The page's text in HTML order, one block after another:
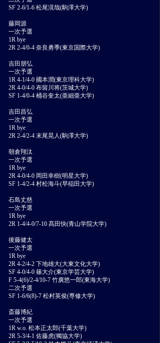
SF 2-6/1-6 松尾滉哉(駒澤大学)
藤岡源
一次予選
1R bye
2R 2-4/0-4 奈良勇季(東京国際大学)
吉田朋弘
一次予選
1R 4-1/4-0 國本潤(東京理科大学)
2R 4-0/4-0 布留川将(茨城大学)
SF 1-4/0-4 桶谷奎太(亜細亜大学)
吉田昌弘
一次予選
1R bye
2R 2-4/2-4 末尾晃人(駒澤大学)
朝倉翔汰
一次予選
1R bye
2R 4-0/4-0 岡田幸樹(明星大学)
SF 1-4/2-4 村松海斗(早稲田大学)
石島丈慈
一次予選
1R bye
2R 1-4/4-0/7-10 髙田快(青山学院大学)
後藤健太
一次予選
1R bye
2R 4-2/4-2 下地雄大(大東文化大学)
SF 4-0/4-0 篠大介(東京学芸大学)
F 5-4(6)/2-4/10-7 竹廣悠一郎(東海大学)
二次予選
SF 1-6/6(8)-7 松村英俊(専修大学)
斎藤博紀
一次予選
1R w.o. 松本正太郎(千葉大学)
2R 5-3/4-1 佐藤虎(獨協大学)